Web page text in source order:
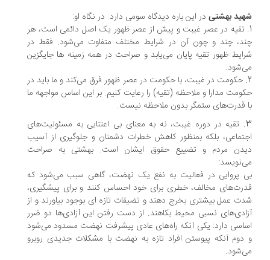
بهشتیدر این باره دیدگاه سومی دارد. در نگاه او:
تقیه در عصر غیبت و پیش از عصر ظهور یک اصل دائمی است، هر
چند و چون آن در شرایط مختلف متفاوت می‌شود. فقط در
ظهور تقیه پایان می‌یابد و صراحت در همه زمینه ها جایگزین
حکومت در غیبت، با حکومت در عصر ظهور فرق می‌کند و ما باید در
مدارا و ملاحظه (تقیه) را رعایت کنیم. بر این اساس مواجهه ما
قدرت‌های ستمگر بدون ملاحظه نیست.
3. تقیه در دوره غیبت، نه به معنای بی اعتنایی به مسئولیت‌های
بلکه بمنظور کاهش خطرات دشمنان و جلوگیری از آسیب
مردم و تضییع حقوق ایشان است. بهشتی به صراحت
پروایی در فعالیت به نفع یک نهضت، گاهی سبب می‌شود که
مخالف، خطری برای خود احساس کنند و برای پیشگیری،
عمل بیشتری بخرج دهند و تضیقات تازه ای بوجود بیاورند و از
نسبی محیط بکاهند. از دست رفتن این آزادی‌ها دو ضرر
دارد: یکی آنکه راه‌های عادی پیشرفت نهضت مسدود می‌شود
آنکه پیوستن افراد تازه به نهضت با مشکلات جدیدی روبرو